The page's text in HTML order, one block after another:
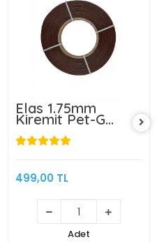
Elas 1.75mm
Kiremit Pet-G
Makarasız
Filament 1KG
499,00 TL
Adet